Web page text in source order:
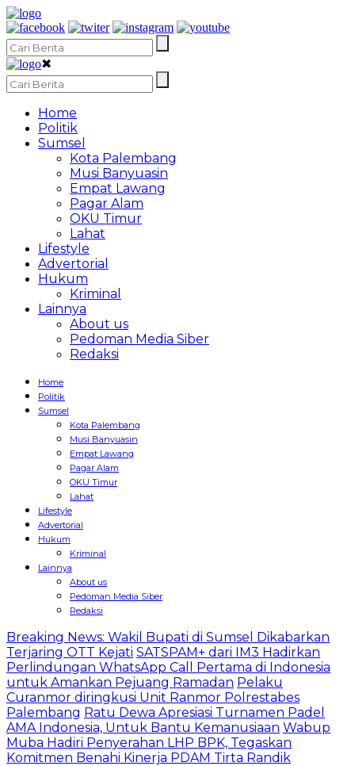
✖
Home
Politik
Sumsel
Kota Palembang
Musi Banyuasin
Empat Lawang
Pagar Alam
OKU Timur
Lahat
Lifestyle
Advertorial
Hukum
Kriminal
Lainnya
About us
Pedoman Media Siber
Redaksi
Home
Politik
Sumsel
Kota Palembang
Musi Banyuasin
Empat Lawang
Pagar Alam
OKU Timur
Lahat
Lifestyle
Advertorial
Hukum
Kriminal
Lainnya
About us
Pedoman Media Siber
Redaksi
Breaking News: Wakil Bupati di Sumsel Dikabarkan
Terjaring OTT Kejati SATSPAM+ dari IM3 Hadirkan
Perlindungan WhatsApp Call Pertama di Indonesia
untuk Amankan Pejuang Ramadan Pelaku
Curanmor diringkusi Unit Ranmor Polrestabes
Palembang Ratu Dewa Apresiasi Turnamen Padel
AMA Indonesia, Untuk Bantu Kemanusiaan Wabup
Muba Hadiri Penyerahan LHP BPK, Tegaskan
Komitmen Benahi Kinerja PDAM Tirta Randik